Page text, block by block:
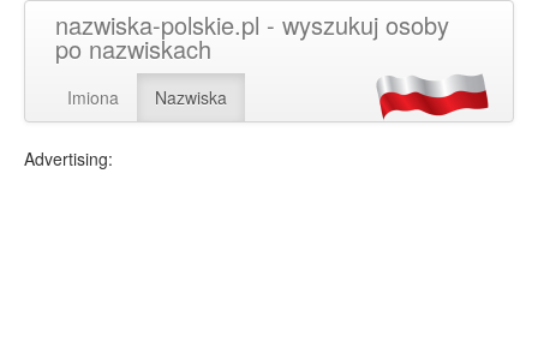
nazwiska-polskie.pl - wyszukuj osoby
po nazwiskach
Imiona Nazwiska
Advertising: